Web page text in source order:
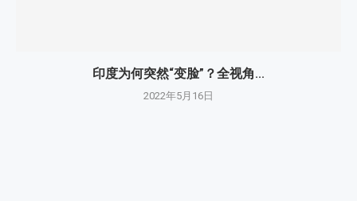
印度为何突然“变脸”？全视角...
2022年5月16日